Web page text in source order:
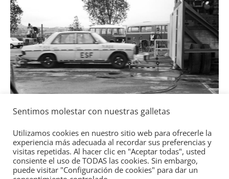
años de
Seguridad
Llamada a revisión en varios
Toyota y Lexus por la bomba
2 de julio de 2021 mospotter84
Sentimos molestar con nuestras galletas
Utilizamos cookies en nuestro sitio web para ofrecerle la
experiencia más adecuada al recordar sus preferencias y
visitas repetidas. Al hacer clic en "Aceptar todas", usted
consiente el uso de TODAS las cookies. Sin embargo,
puede visitar "Configuración de cookies" para dar un